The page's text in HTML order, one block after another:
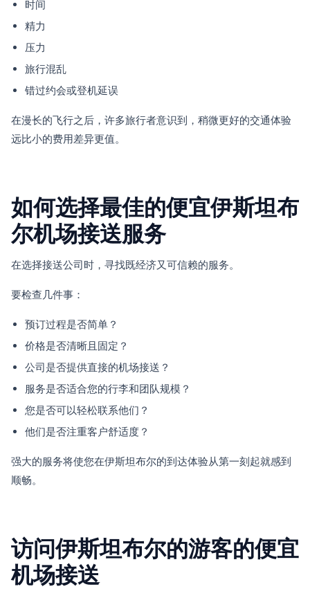
时间
精力
压力
旅行混乱
错过约会或登机延误
在漫长的飞行之后，许多旅行者意识到，稍微更好的交通体验
远比小的费用差异更值。
如何选择最佳的便宜伊斯坦布
尔机场接送服务
在选择接送公司时，寻找既经济又可信赖的服务。
要检查几件事：
预订过程是否简单？
价格是否清晰且固定？
公司是否提供直接的机场接送？
服务是否适合您的行李和团队规模？
您是否可以轻松联系他们？
他们是否注重客户舒适度？
强大的服务将使您在伊斯坦布尔的到达体验从第一刻起就感到
顺畅。
访问伊斯坦布尔的游客的便宜
机场接送